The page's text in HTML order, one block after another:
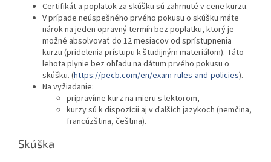
Certifikát a poplatok za skúšku sú zahrnuté v cene kurzu.
V prípade neúspešného prvého pokusu o skúšku máte
nárok na jeden opravný termín bez poplatku, ktorý je
možné absolvovať do 12 mesiacov od sprístupnenia
kurzu (pridelenia prístupu k študijným materiálom). Táto
lehota plynie bez ohľadu na dátum prvého pokusu o
skúšku. (https://pecb.com/en/exam-rules-and-policies).
Na vyžiadanie:
pripravíme kurz na mieru s lektorom,
kurzy sú k dispozícii aj v ďalších jazykoch (nemčina,
francúzština, čeština).
Skúška